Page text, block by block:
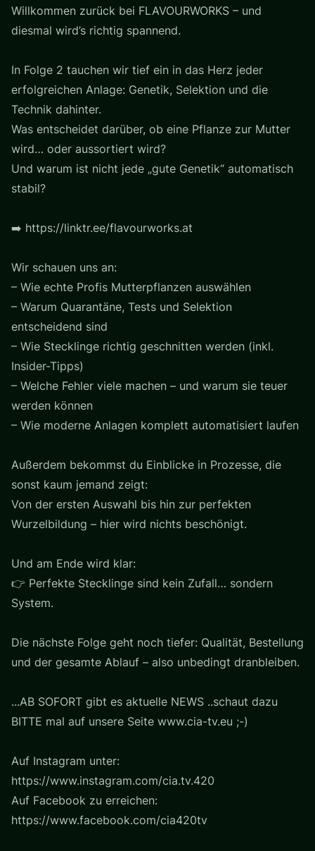
Willkommen zurück bei FLAVOURWORKS – und
diesmal wird’s richtig spannend.
In Folge 2 tauchen wir tief ein in das Herz jeder
erfolgreichen Anlage: Genetik, Selektion und die
Technik dahinter.
Was entscheidet darüber, ob eine Pflanze zur Mutter
wird… oder aussortiert wird?
Und warum ist nicht jede „gute Genetik“ automatisch
stabil?
➡️ https://linktr.ee/flavourworks.at
Wir schauen uns an:
– Wie echte Profis Mutterpflanzen auswählen
– Warum Quarantäne, Tests und Selektion
entscheidend sind
– Wie Stecklinge richtig geschnitten werden (inkl.
Insider-Tipps)
– Welche Fehler viele machen – und warum sie teuer
werden können
– Wie moderne Anlagen komplett automatisiert laufen
Außerdem bekommst du Einblicke in Prozesse, die
sonst kaum jemand zeigt:
Von der ersten Auswahl bis hin zur perfekten
Wurzelbildung – hier wird nichts beschönigt.
Und am Ende wird klar:
👉 Perfekte Stecklinge sind kein Zufall… sondern
System.
Die nächste Folge geht noch tiefer: Qualität, Bestellung
und der gesamte Ablauf – also unbedingt dranbleiben.
...AB SOFORT gibt es aktuelle NEWS ..schaut dazu
BITTE mal auf unsere Seite www.cia-tv.eu ;-)
Auf Instagram unter:
https://www.instagram.com/cia.tv.420
Auf Facebook zu erreichen:
https://www.facebook.com/cia420tv